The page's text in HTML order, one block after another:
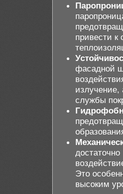
привести
фасадной
излучение,
службы
Это
высоким